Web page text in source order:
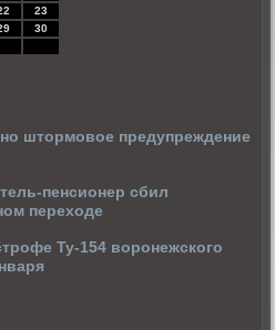
23
30
штормовое предупреждение
пенсионер сбил
переходе
Ту-154 воронежского